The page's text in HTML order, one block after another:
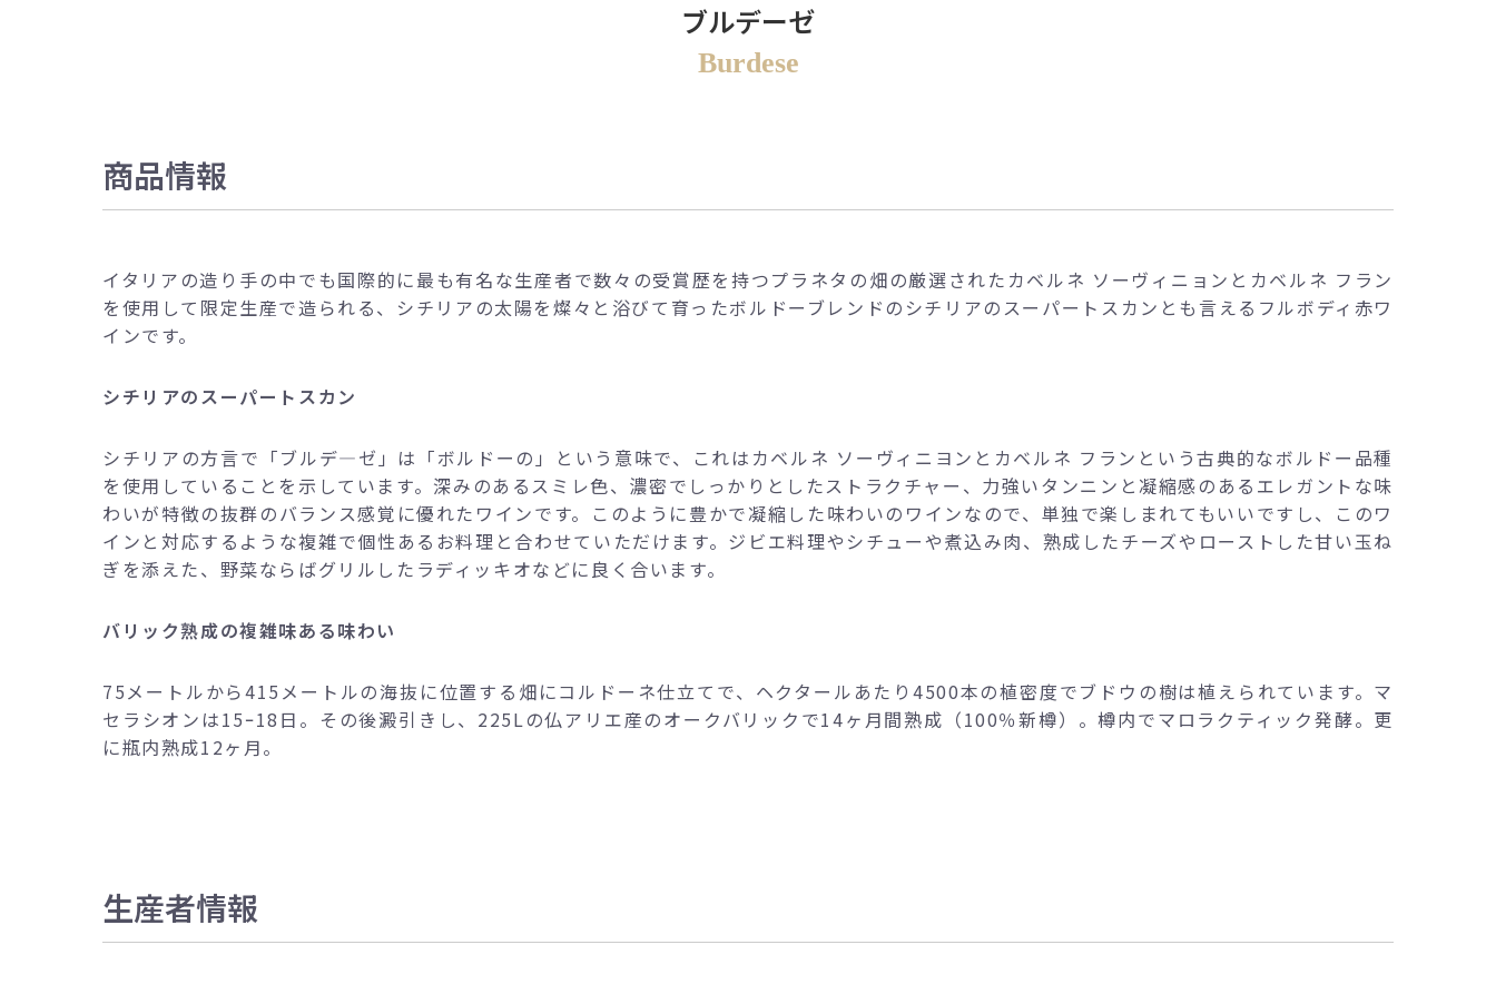
ブルデーゼ
Burdese
商品情報
イタリアの造り手の中でも国際的に最も有名な生産者で数々の受賞歴を持つプラネタの畑の厳選されたカベルネ ソーヴィニョンとカベルネ フラン
を使用して限定生産で造られる、シチリアの太陽を燦々と浴びて育ったボルドーブレンドのシチリアのスーパートスカンとも言えるフルボディ赤ワ
インです。
シチリアのスーパートスカン
シチリアの方言で「ブルデ―ゼ」は「ボルドーの」という意味で、これはカベルネ ソーヴィニヨンとカベルネ フランという古典的なボルドー品種
を使用していることを示しています。深みのあるスミレ色、濃密でしっかりとしたストラクチャー、力強いタンニンと凝縮感のあるエレガントな味
わいが特徴の抜群のバランス感覚に優れたワインです。このように豊かで凝縮した味わいのワインなので、単独で楽しまれてもいいですし、このワ
インと対応するような複雑で個性あるお料理と合わせていただけます。ジビエ料理やシチューや煮込み肉、熟成したチーズやローストした甘い玉ね
ぎを添えた、野菜ならばグリルしたラディッキオなどに良く合います。
バリック熟成の複雑味ある味わい
75メートルから415メートルの海抜に位置する畑にコルドーネ仕立てで、ヘクタールあたり4500本の植密度でブドウの樹は植えられています。マ
セラシオンは15ｰ18日。その後澱引きし、225Lの仏アリエ産のオークバリックで14ヶ月間熟成（100％新樽）。樽内でマロラクティック発酵。更
に瓶内熟成12ヶ月。
生産者情報